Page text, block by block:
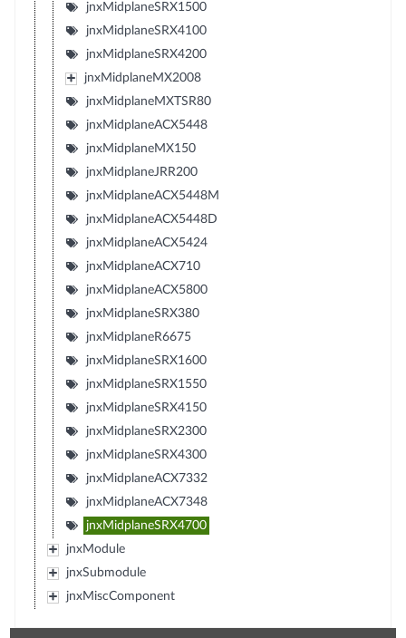
jnxMidplaneSRX1500
jnxMidplaneSRX4100
jnxMidplaneSRX4200
jnxMidplaneMX2008
jnxMidplaneMXTSR80
jnxMidplaneACX5448
jnxMidplaneMX150
jnxMidplaneJRR200
jnxMidplaneACX5448M
jnxMidplaneACX5448D
jnxMidplaneACX5424
jnxMidplaneACX710
jnxMidplaneACX5800
jnxMidplaneSRX380
jnxMidplaneR6675
jnxMidplaneSRX1600
jnxMidplaneSRX1550
jnxMidplaneSRX4150
jnxMidplaneSRX2300
jnxMidplaneSRX4300
jnxMidplaneACX7332
jnxMidplaneACX7348
jnxMidplaneSRX4700
jnxModule
jnxSubmodule
jnxMiscComponent